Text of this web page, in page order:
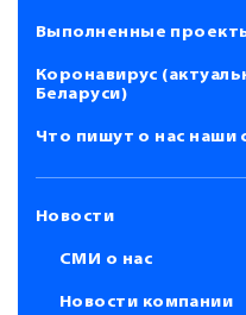
Выполненные
Коронавирус
Беларуси)
Что пишут о нас наши
Новости
СМИ о нас
Новости компании